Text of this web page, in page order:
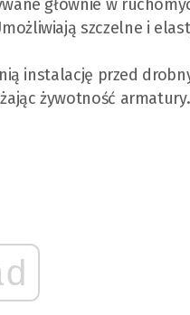
głównie w
szczelne i
instalację przed
żywotność armatury.